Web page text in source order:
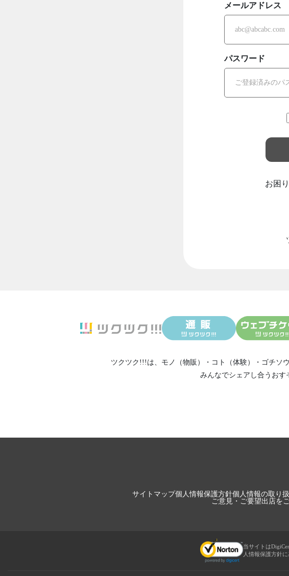
メールアドレス
パスワード
お困
ツクツク!!!は、 モノ（物販） ・ コト（体験） ・ ゴチソ
みんなでシェアし合う おす
サイトマップ個人情報保護方針個人情報の取り
ご意見・ご要望出店を
当サイトは
人情報保護方針